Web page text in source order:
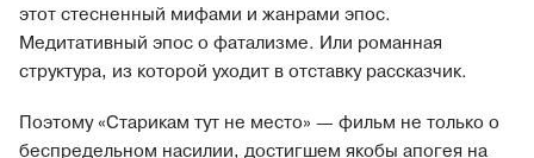
этот стесненный мифами и жанрами эпос.
Медитативный эпос о фатализме. Или романная
структура, из которой уходит в отставку рассказчик.
Поэтому «Старикам тут не место» — фильм не только о
беспредельном насилии, достигшем якобы апогея на